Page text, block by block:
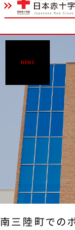
NEWS
南三陸町での